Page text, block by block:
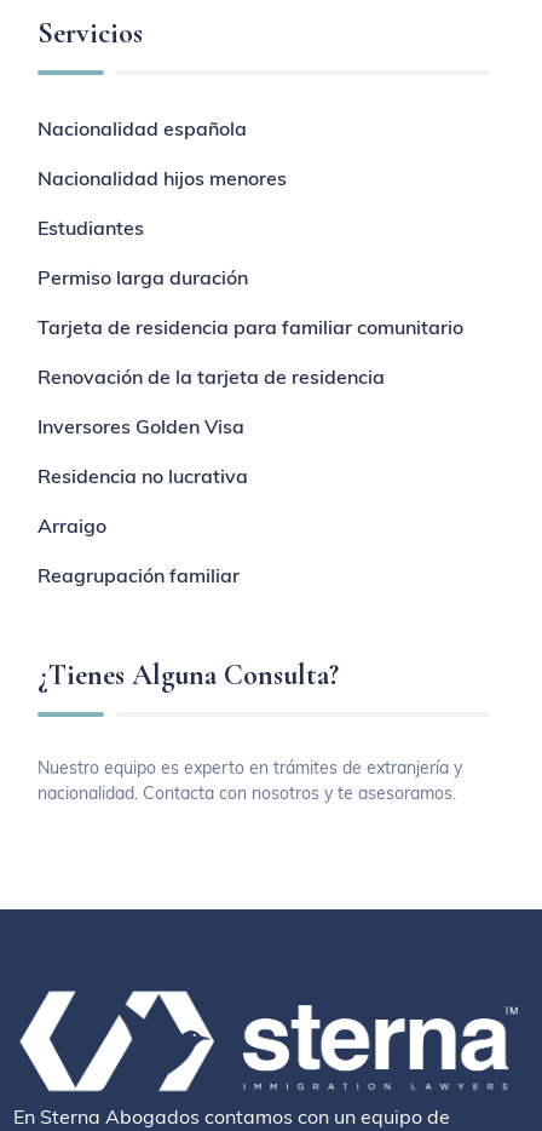
Servicios
Nacionalidad española
Nacionalidad hijos menores
Estudiantes
Permiso larga duración
Tarjeta de residencia para familiar comunitario
Renovación de la tarjeta de residencia
Inversores Golden Visa
Residencia no lucrativa
Arraigo
Reagrupación familiar
¿Tienes Alguna Consulta?
Nuestro equipo es experto en trámites de extranjería y
nacionalidad. Contacta con nosotros y te asesoramos.
En Sterna Abogados contamos con un equipo de